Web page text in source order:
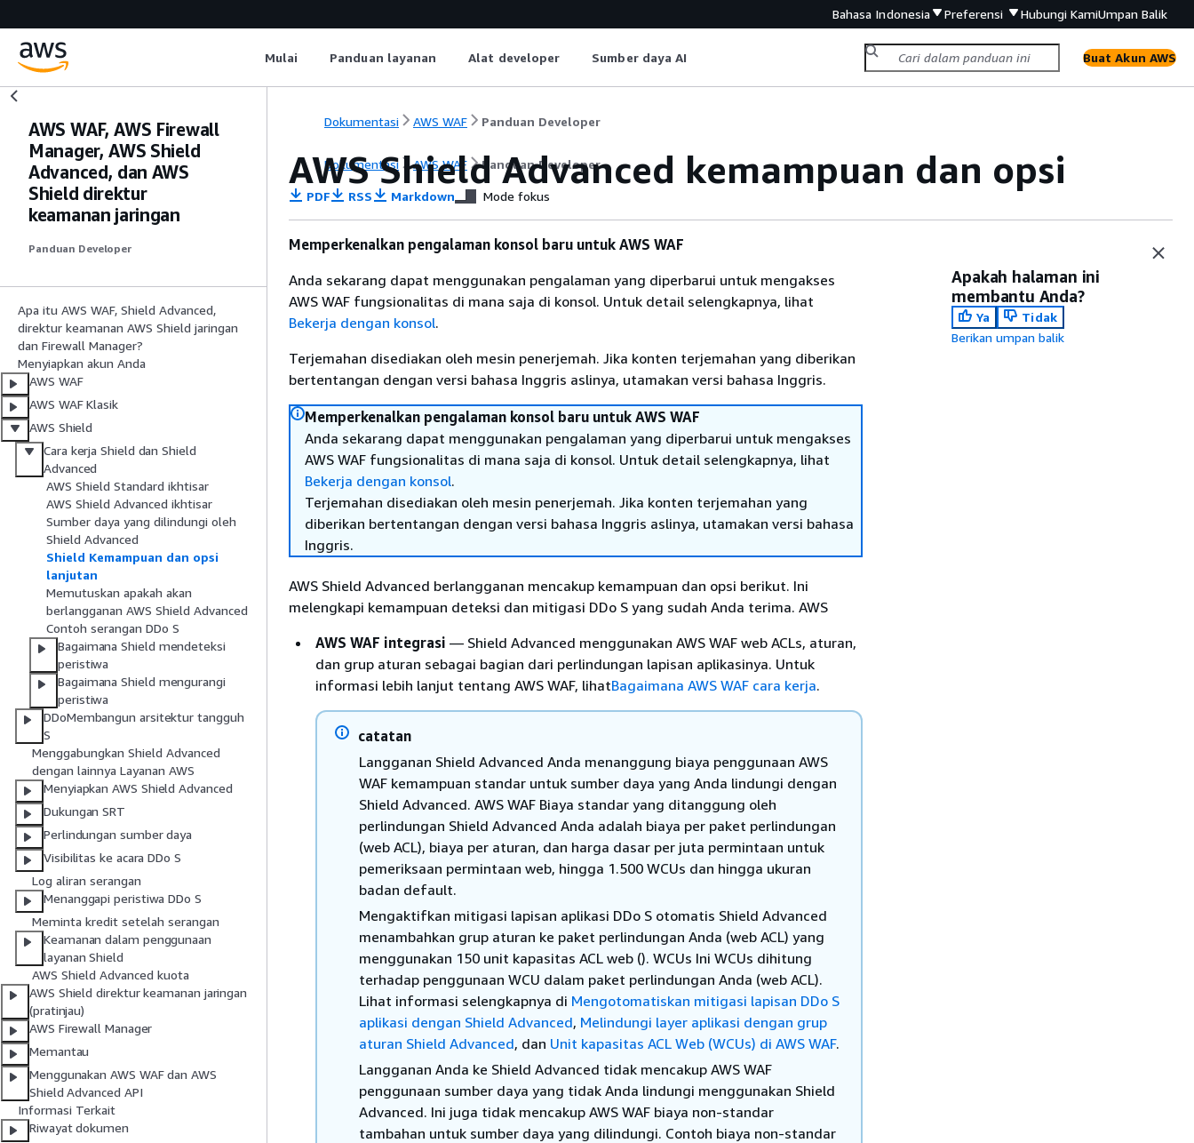
Bahasa Indonesia Preferensi Hubungi KamiUmpan Balik
Mulai Panduan layanan Alat developer Sumber daya AI Buat Akun AWS
AWS WAF, AWS Firewall
Manager, AWS Shield
Advanced, dan AWS
Shield direktur
keamanan jaringan
Panduan Developer
Apa itu AWS WAF, Shield Advanced,
direktur keamanan AWS Shield jaringan
dan Firewall Manager?
Menyiapkan akun Anda
AWS WAF
AWS WAF Klasik
AWS Shield
Cara kerja Shield dan Shield
Advanced
AWS Shield Standard ikhtisar
AWS Shield Advanced ikhtisar
Sumber daya yang dilindungi oleh
Shield Advanced
Shield Kemampuan dan opsi
lanjutan
Memutuskan apakah akan
berlangganan AWS Shield Advanced
Contoh serangan DDo S
Bagaimana Shield mendeteksi
peristiwa
Bagaimana Shield mengurangi
peristiwa
DDoMembangun arsitektur tangguh
S
Menggabungkan Shield Advanced
dengan lainnya Layanan AWS
Menyiapkan AWS Shield Advanced
Dukungan SRT
Perlindungan sumber daya
Visibilitas ke acara DDo S
Log aliran serangan
Menanggapi peristiwa DDo S
Meminta kredit setelah serangan
Keamanan dalam penggunaan
layanan Shield
AWS Shield Advanced kuota
AWS Shield direktur keamanan jaringan
(pratinjau)
AWS Firewall Manager
Memantau
Menggunakan AWS WAF dan AWS
Shield Advanced API
Informasi Terkait
Riwayat dokumen
Dokumentasi AWS WAF Panduan Developer
Dokumentasi AWS WAF Panduan Developer
AWS Shield Advanced kemampuan dan opsi
PDF RSS Markdown Mode fokus
Memperkenalkan pengalaman konsol baru untuk AWS WAF
Anda sekarang dapat menggunakan pengalaman yang diperbarui untuk mengakses
AWS WAF fungsionalitas di mana saja di konsol. Untuk detail selengkapnya, lihat
Bekerja dengan konsol.
Terjemahan disediakan oleh mesin penerjemah. Jika konten terjemahan yang diberikan
bertentangan dengan versi bahasa Inggris aslinya, utamakan versi bahasa Inggris.
Memperkenalkan pengalaman konsol baru untuk AWS WAF
Anda sekarang dapat menggunakan pengalaman yang diperbarui untuk mengakses
AWS WAF fungsionalitas di mana saja di konsol. Untuk detail selengkapnya, lihat
Bekerja dengan konsol.
Terjemahan disediakan oleh mesin penerjemah. Jika konten terjemahan yang
diberikan bertentangan dengan versi bahasa Inggris aslinya, utamakan versi bahasa
Inggris.
AWS Shield Advanced berlangganan mencakup kemampuan dan opsi berikut. Ini
melengkapi kemampuan deteksi dan mitigasi DDo S yang sudah Anda terima. AWS
AWS WAF integrasi — Shield Advanced menggunakan AWS WAF web ACLs, aturan,
dan grup aturan sebagai bagian dari perlindungan lapisan aplikasinya. Untuk
informasi lebih lanjut tentang AWS WAF, lihatBagaimana AWS WAF cara kerja.
catatan
Langganan Shield Advanced Anda menanggung biaya penggunaan AWS
WAF kemampuan standar untuk sumber daya yang Anda lindungi dengan
Shield Advanced. AWS WAF Biaya standar yang ditanggung oleh
perlindungan Shield Advanced Anda adalah biaya per paket perlindungan
(web ACL), biaya per aturan, dan harga dasar per juta permintaan untuk
pemeriksaan permintaan web, hingga 1.500 WCUs dan hingga ukuran
badan default.
Mengaktifkan mitigasi lapisan aplikasi DDo S otomatis Shield Advanced
menambahkan grup aturan ke paket perlindungan Anda (web ACL) yang
menggunakan 150 unit kapasitas ACL web (). WCUs Ini WCUs dihitung
terhadap penggunaan WCU dalam paket perlindungan Anda (web ACL).
Lihat informasi selengkapnya di Mengotomatiskan mitigasi lapisan DDo S
aplikasi dengan Shield Advanced, Melindungi layer aplikasi dengan grup
aturan Shield Advanced, dan Unit kapasitas ACL Web (WCUs) di AWS WAF.
Langganan Anda ke Shield Advanced tidak mencakup AWS WAF
penggunaan sumber daya yang tidak Anda lindungi menggunakan Shield
Advanced. Ini juga tidak mencakup AWS WAF biaya non-standar
tambahan untuk sumber daya yang dilindungi. Contoh biaya non-standar
Apakah halaman ini
membantu Anda?
Ya
Tidak
Berikan umpan balik